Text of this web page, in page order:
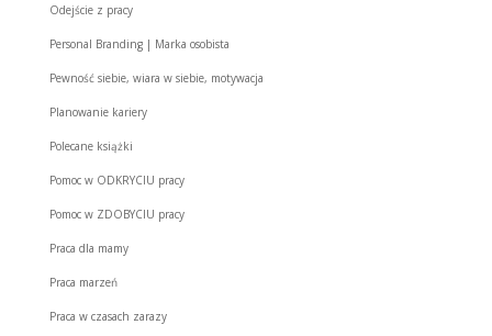
Odejście z pracy
Personal Branding | Marka osobista
Pewność siebie, wiara w siebie, motywacja
Planowanie kariery
Polecane książki
Pomoc w ODKRYCIU pracy
Pomoc w ZDOBYCIU pracy
Praca dla mamy
Praca marzeń
Praca w czasach zarazy